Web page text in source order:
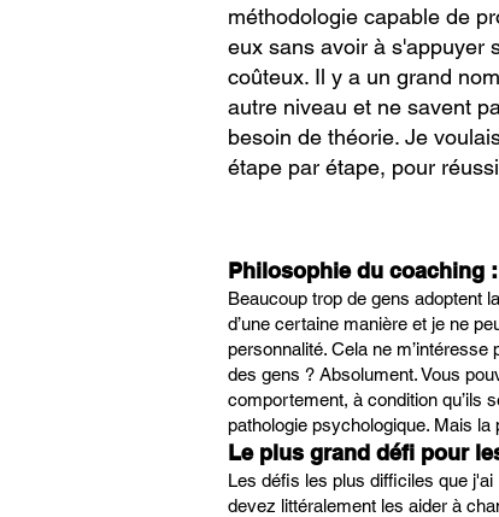
méthodologie capable de
eux sans avoir à s'appuyer
coûteux. Il y a un grand
autre niveau et ne savent
besoin de théorie. Je
étape par étape, pour
Philosophie du coaching :
Beaucoup trop de gens adoptent
d’une certaine manière et je ne
personnalité. Cela ne
des gens ? Absolument. Vous
comportement, à condition qu’ils
pathologie psychologique. Mais
Le plus grand défi pour
Les défis les plus difficiles que
devez littéralement les aider à